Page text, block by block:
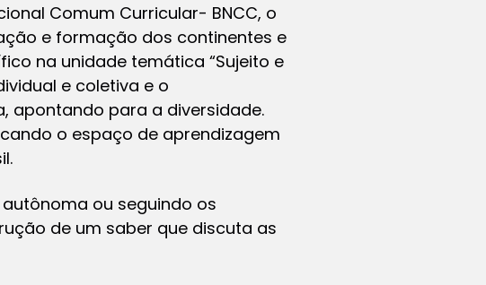
Comum Curricular- BNCC, o
e formação dos continentes e
na unidade temática “Sujeito e
e coletiva e o
apontando para a diversidade.
o espaço de aprendizagem
ou seguindo os
de um saber que discuta as